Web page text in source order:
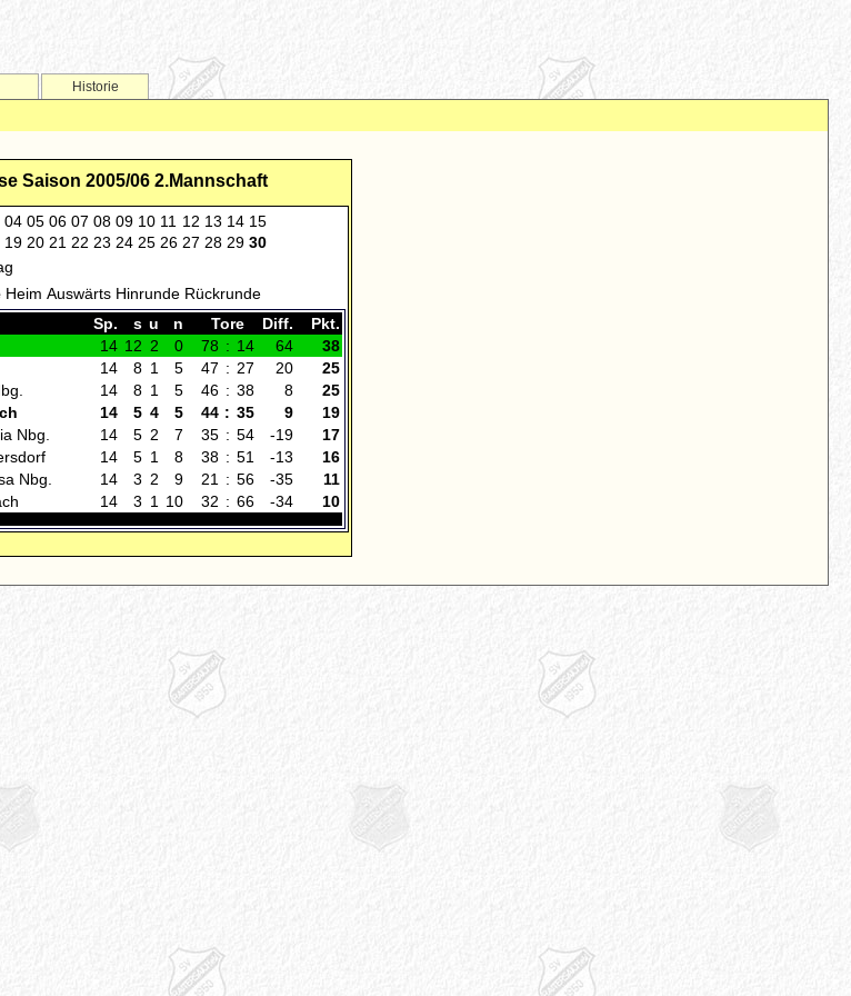
Historie
Saison 2005/06 2.Mannschaft
04 05 06 07 08 09 10 11 12 13 14 15
19 20 21 22 23 24 25 26 27 28 29 30
Heim Auswärts Hinrunde Rückrunde
Sp.
s u n Tore Diff.
Pkt.
14 12 2 0 78 : 14 64
38
14 8 1 5 47 : 27 20
25
14 8 1 5 46 : 38 8
25
14 5 4 5 44 : 35 9
19
Nbg. 14 5 2 7 35 : 54 -19
17
14 5 1 8 38 : 51 -13
16
Nbg. 14 3 2 9 21 : 56 -35
11
14 3 1 10 32 : 66 -34 10